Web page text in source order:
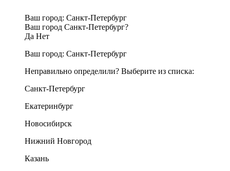
Ваш город: Санкт-Петербург
Ваш город Санкт-Петербург?
Да Нет
Ваш город: Санкт-Петербург
Неправильно определили? Выберите из списка:
Санкт-Петербург
Екатеринбург
Новосибирск
Нижний Новгород
Казань